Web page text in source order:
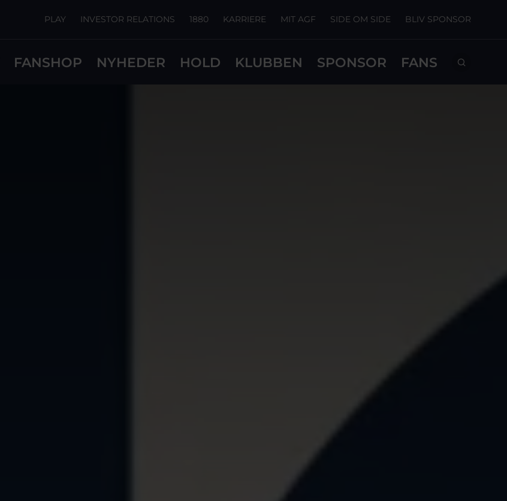
FANSHOP NYHEDER HOLD KLUBBEN SPONSOR FANS
PLAY INVESTOR RELATIONS 1880 KARRIERE MIT AGF SIDE OM SIDE BLIV SPONSOR